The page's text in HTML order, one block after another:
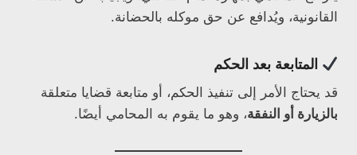
القانونية، ويُدافع عن حق موكله بالحضانة.
المتابعة بعد الحكم
قد يحتاج الأمر إلى تنفيذ الحكم، أو متابعة قضايا متعلقة
بالزيارة أو النفقة، وهو ما يقوم به المحامي أيضًا.